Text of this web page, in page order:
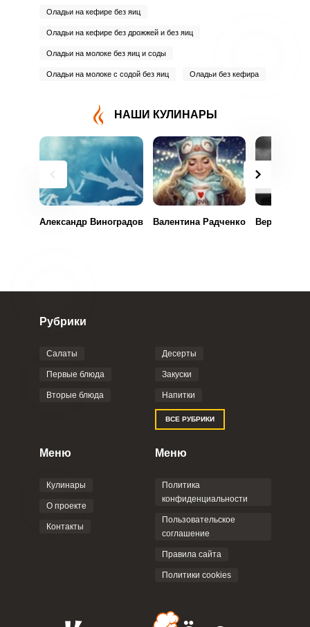
Оладьи на кефире без яиц
Оладьи на кефире без дрожжей и без яиц
Оладьи на молоке без яиц и соды
Оладьи на молоке с содой без яиц Оладьи без кефира
НАШИ КУЛИНАРЫ
Александр Виноградов Валентина Радченко Вероника
Рубрики
Салаты
Первые блюда
Вторые блюда
Десерты
Закуски
Напитки
ВСЕ РУБРИКИ
Меню
Кулинары
О проекте
Контакты
Меню
Политика
конфиденциальности
Пользовательское
соглашение
Правила сайта
Политики cookies